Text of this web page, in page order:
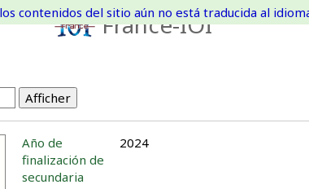
France-IOI
contenidos del sitio aún no está traducida al
Año de
finalización de
secundaria
2024